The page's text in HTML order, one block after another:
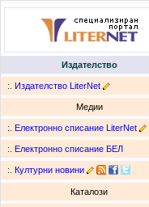
Издателство
:. Издателство LiterNet
Медии
:. Електронно списание LiterNet
:. Електронно списание БЕЛ
:. Културни новини
Каталози